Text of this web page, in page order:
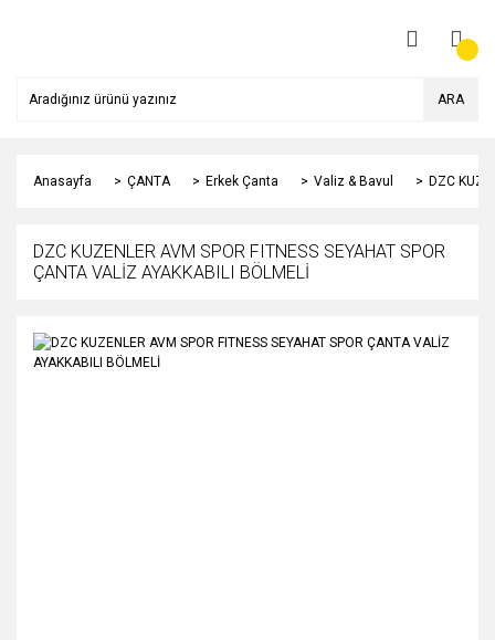
ARA
Anasayfa ÇANTA Erkek Çanta Valiz & Bavul DZC
DZC KUZENLER AVM SPOR FITNESS SEYAHAT SPOR
ÇANTA VALİZ AYAKKABILI BÖLMELİ